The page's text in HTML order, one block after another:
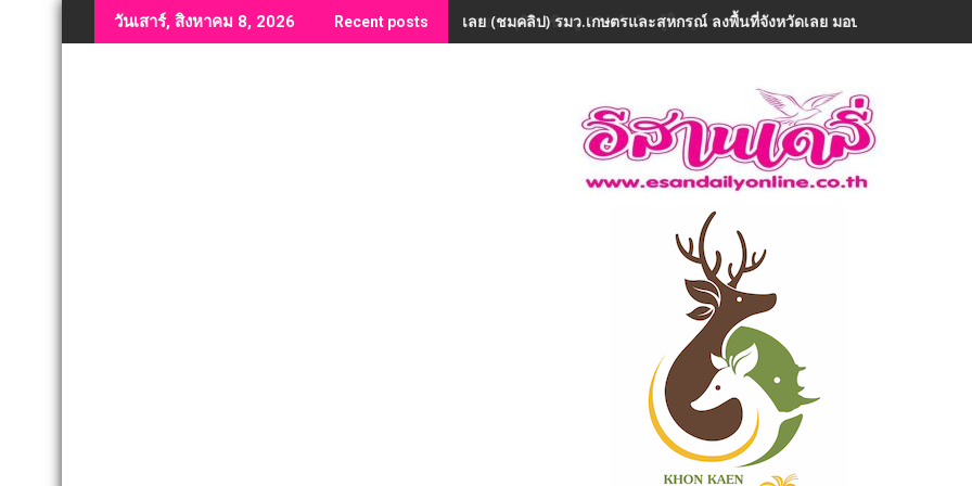
to
วันเสาร์, สิงหาคม 8, 2026 Recent posts เลย (ชมคลิป) รมว.เกษตรและสหกรณ์ ลงพื้นที่จังหวัดเลย มอบ 5 ข้อสั่งการ ยก